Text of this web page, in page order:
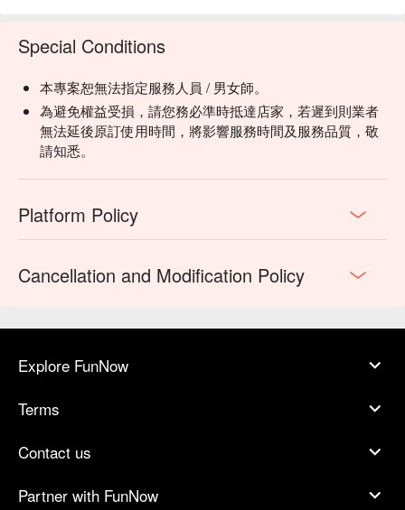
Special Conditions
本專案恕無法指定服務人員 / 男女師。
為避免權益受損，請您務必準時抵達店家，若遲到則業者
無法延後原訂使用時間，將影響服務時間及服務品質，敬
請知悉。
Platform Policy
Cancellation and Modification Policy
Explore FunNow
Terms
Contact us
Partner with FunNow